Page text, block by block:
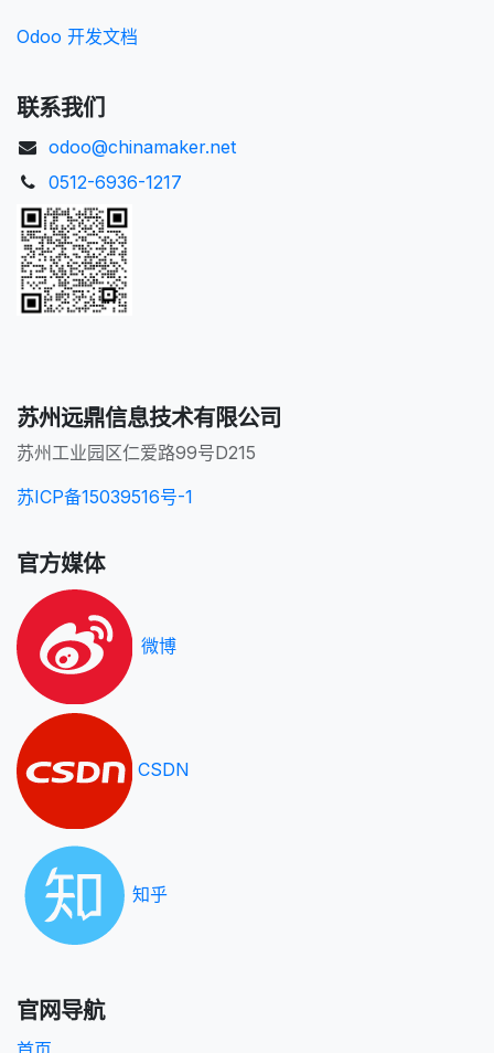
Odoo 开发文档
联系我们
odoo@chinamaker.net
0512-6936-1217
苏州远鼎信息技术有限公司
苏州工业园区仁爱路99号D215
苏ICP备15039516号-1
官方媒体
微博
CSDN
知乎
官网导航